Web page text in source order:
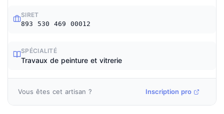
SIRET
893 530 469 00012
SPÉCIALITÉ
Travaux de peinture et vitrerie
Vous êtes cet artisan ? Inscription pro